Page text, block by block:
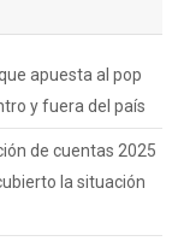
apuesta al pop
y fuera del país
de cuentas 2025
la situación